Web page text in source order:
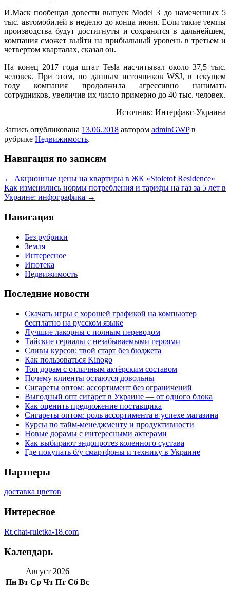
И.Маск пообещал довести выпуск Model 3 до намеченных 5
тыс. автомобилей в неделю до конца июня. Если такие темпы
производства будут достигнуты и сохранятся в дальнейшем,
компания сможет выйти на прибыльный уровень в третьем и
четвертом кварталах, сказал он.
На конец 2017 года штат Tesla насчитывал около 37,5 тыс.
человек. При этом, по данным источников WSJ, в текущем
году компания продолжила агрессивно нанимать
сотрудников, увеличив их число примерно до 40 тыс. человек.
Источник: Интерфакс-Украина
Запись опубликована 13.06.2018 автором adminGWPв
рубрике Недвижимость.
Навигация по записям
← Акционные цены на квартиры в ЖК «Stoletof Residencе»
Как изменились нормы потребления и тарифы на газ за 5 лет в
Украине: инфографика →
Навигация
Без рубрики
Земля
Интересное
Ипотека
Недвижимость
Последние новости
Скачать игры с хорошей графикой на компьютер
бесплатно на русском языке
Лучшие лакорны с полным переводом
Тайские сериалы с незабываемыми героями
Сливы курсов: твой старт без бюджета
Как пользоваться Kinogo
Топ дорам с отличным актёрским составом
Почему клиенты остаются довольны
Сигареты оптом: ассортимент без ограничений
Выгодный опт сигарет в Украине — от одного блока
Как оценить предложение поставщика
Сигареты оптом: роль ассортимента в успехе магазина
Курсы по тайм-менеджменту и продуктивности
Новые дорамы с интересными актерами
Как выбирают эндопротез коленного сустава
Где покупать б/у смартфоны и технику в Украине
Партнеры
доставка цветов
Интересное
Rt.chat-ruletka-18.com
Календарь
Август 2026
Пн Вт Ср Чт Пт Сб Вс